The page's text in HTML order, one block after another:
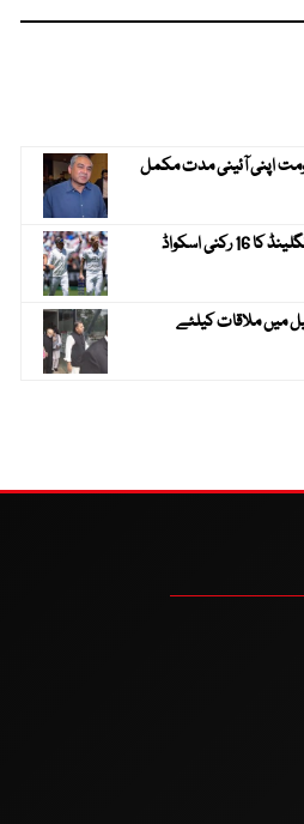
اپنی آئینی مدت مکمل
پاکستان کیخلاف ٹیسٹ سیریز ، انگلینڈ کا 16 رکنی اسکواڈ
میں ملاقات کیلئے